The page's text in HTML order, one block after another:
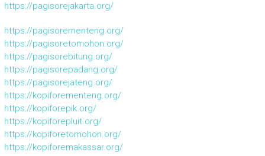
https://pagisorejakarta.org/
https://pagisorementeng.org/
https://pagisoretomohon.org/
https://pagisorebitung.org/
https://pagisorepadang.org/
https://pagisorejateng.org/
https://kopiforementeng.org/
https://kopiforepik.org/
https://kopiforepluit.org/
https://kopiforetomohon.org/
https://kopiforemakassar.org/